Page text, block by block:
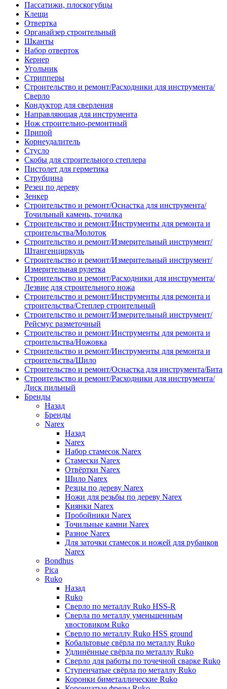
Пассатижи, плоскогубцы
Клещи
Отвертка
Органайзер строительный
Шканты
Набор отверток
Кернер
Угольник
Стрипперы
Строительство и ремонт/Расходники для инструмента/
Сверло
Кондуктор для сверления
Направляющая для инструмента
Нож строительно-ремонтный
Припой
Корнеудалитель
Стусло
Скобы для строительного степлера
Пистолет для герметика
Струбцина
Резец по дереву
Зенкер
Строительство и ремонт/Оснастка для инструмента/
Точильный камень, точилка
Строительство и ремонт/Инструменты для ремонта и
строительства/Молоток
Строительство и ремонт/Измерительный инструмент/
Штангенциркуль
Строительство и ремонт/Измерительный инструмент/
Измерительная рулетка
Строительство и ремонт/Расходники для инструмента/
Лезвие для строительного ножа
Строительство и ремонт/Инструменты для ремонта и
строительства/Степлер строительный
Строительство и ремонт/Измерительный инструмент/
Рейсмус разметочный
Строительство и ремонт/Инструменты для ремонта и
строительства/Ножовка
Строительство и ремонт/Инструменты для ремонта и
строительства/Шило
Строительство и ремонт/Оснастка для инструмента/Бита
Строительство и ремонт/Расходники для инструмента/
Диск пильный
Бренды
Назад
Бренды
Narex
Назад
Narex
Набор стамесок Narex
Стамески Narex
Отвёртки Narex
Шило Narex
Резцы по дереву Narex
Ножи для резьбы по дереву Narex
Киянки Narex
Пробойники Narex
Точильные камни Narex
Разное Narex
Для заточки стамесок и ножей для рубанков
Narex
Bondhus
Pica
Ruko
Назад
Ruko
Сверло по металлу Ruko HSS-R
Сверла по металлу уменьшенным
хвостовиком Ruko
Сверло по металлу Ruko HSS ground
Кобальтовые свёрла по металлу Ruko
Удлинённые свёрла по металлу Ruko
Сверло для работы по точечной сварке Ruko
Ступенчатые свёрла по металлу Ruko
Коронки биметаллические Ruko